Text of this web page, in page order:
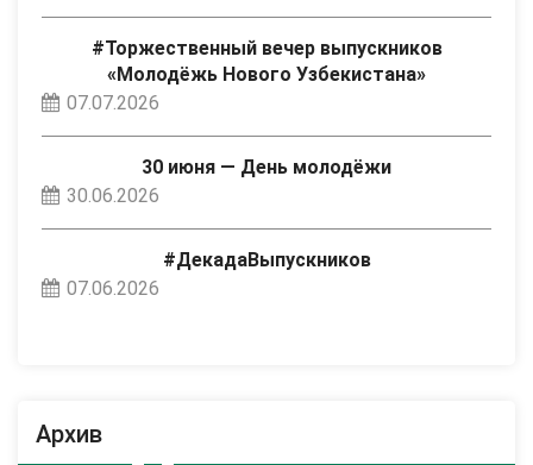
#Торжественный вечер выпускников
«Молодёжь Нового Узбекистана»
07.07.2026
30 июня — День молодёжи
30.06.2026
#ДекадаВыпускников
07.06.2026
Архив